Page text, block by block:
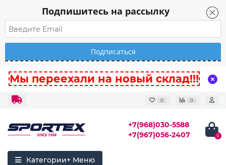
Подпишитесь на рассылку
Мы переехали на новый склад!!!
0 0
+7(968)030-5588
+7(967)056-2407
0
Категории